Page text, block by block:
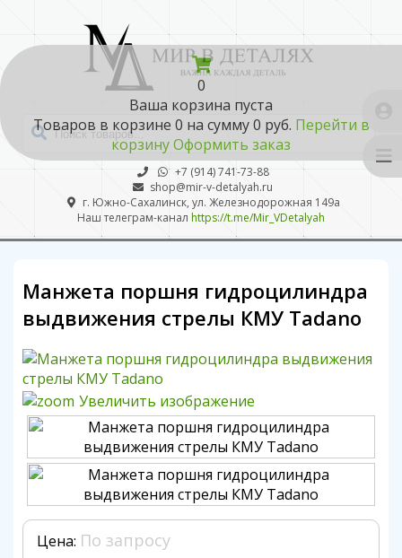
0
Ваша корзина пуста
Товаров в корзине 0 на сумму0 руб. Перейти в
корзинуОформить заказ
+7 (914) 741-73-88
shop@mir-v-detalyah.ru
г. Южно-Сахалинск, ул. Железнодорожная 149а
Наш телеграм-канал https://t.me/Mir_VDetalyah
Манжета поршня гидроцилиндра
выдвижения стрелы КМУ Tadano
Увеличить изображение
Цена: По запросу